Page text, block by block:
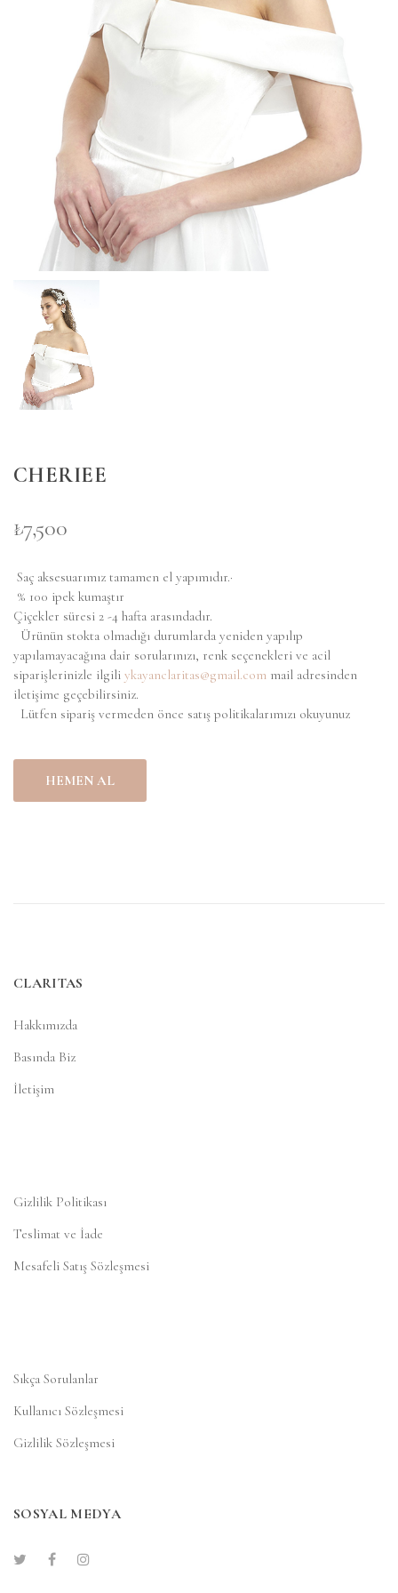
CHERIEE
₺7,500
Saç aksesuarımız tamamen el yapımıdır.·
% 100 ipek kumaştır
Çiçekler süresi 2 -4 hafta arasındadır.
Ürünün stokta olmadığı durumlarda yeniden yapılıp
yapılamayacağına dair sorularınızı, renk seçenekleri ve acil
siparişlerinizle ilgili ykayanclaritas@gmail.com mail adresinden
iletişime geçebilirsiniz.
Lütfen sipariş vermeden önce satış politikalarımızı okuyunuz
HEMEN AL
CLARITAS
Hakkımızda
Basında Biz
İletişim
Gizlilik Politikası
Teslimat ve İade
Mesafeli Satış Sözleşmesi
Sıkça Sorulanlar
Kullanıcı Sözleşmesi
Gizlilik Sözleşmesi
SOSYAL MEDYA